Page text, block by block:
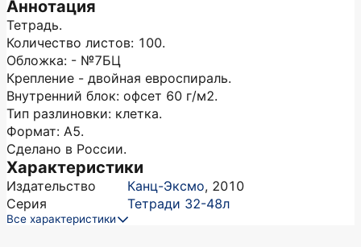
Аннотация
Тетрадь.
Количество листов: 100.
Обложка: - №7БЦ
Крепление - двойная евроспираль.
Внутренний блок: офсет 60 г/м2.
Тип разлиновки: клетка.
Формат: А5.
Сделано в России.
Характеристики
Издательство Канц-Эксмо, 2010
Серия
Тетради 32-48л
Все характеристики